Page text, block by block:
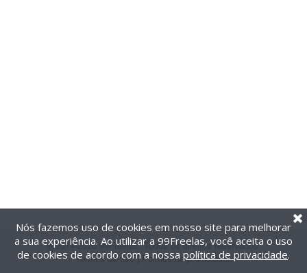
@2014-2026 99Freelas. Todos os direitos reservados.
Termos de uso| Política de privacidade
Nós fazemos uso de cookies em nosso site para melhorar
a sua experiência. Ao utilizar a 99Freelas, você aceita o uso
de cookies de acordo com a nossa política de privacidade.